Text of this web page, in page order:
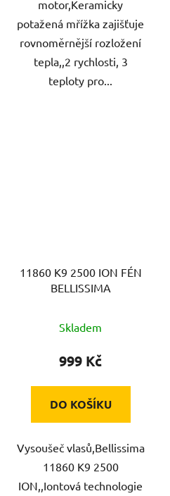
motor,Keramicky
potažená mřížka zajišťuje
rovnoměrnější rozložení
tepla,,2 rychlosti, 3
teploty pro...
11860 K9 2500 ION FÉN
BELLISSIMA
Skladem
999 Kč
DO KOŠÍKU
Vysoušeč vlasů,Bellissima
11860 K9 2500
ION,,Iontová technologie